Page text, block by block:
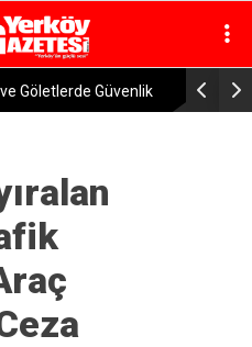
Kritik Eşik Aşıldı! Bakan
Tamamladık